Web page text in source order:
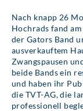
Nach knapp 26
Hochrads fand
der Gators Band
ausverkauftem
Zwangspausen
beide Bands ein
und haben ihr
die TVT-AG, die
professionell